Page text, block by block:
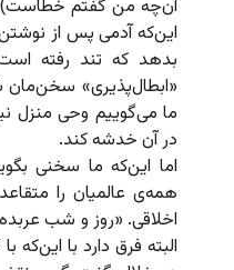
آن‌چه من گفتم خطاست).
این‌که آدمی پس از
بدهد که تند رفته است
«ابطال‌پذیری»
ما می‌گوییم وحی منزل
در آن خدشه کند.
اما این‌که ما سخنی
همه‌ی عالمیان را
اخلاقی. «روز و شب
البته فرق دارد با